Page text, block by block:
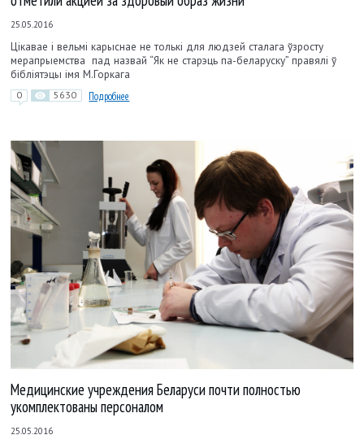
25.05.2016
Цікавае і вельмі карыснае не толькі для людзей сталага ўзросту
мерапрыемства пад назвай “Як не старэць па-беларуску” правялі ў
бібліятэцы імя М.Горкага
0 5630 Подробнее
Медицинские учреждения Беларуси почти полностью
укомплектованы персоналом
25.05.2016